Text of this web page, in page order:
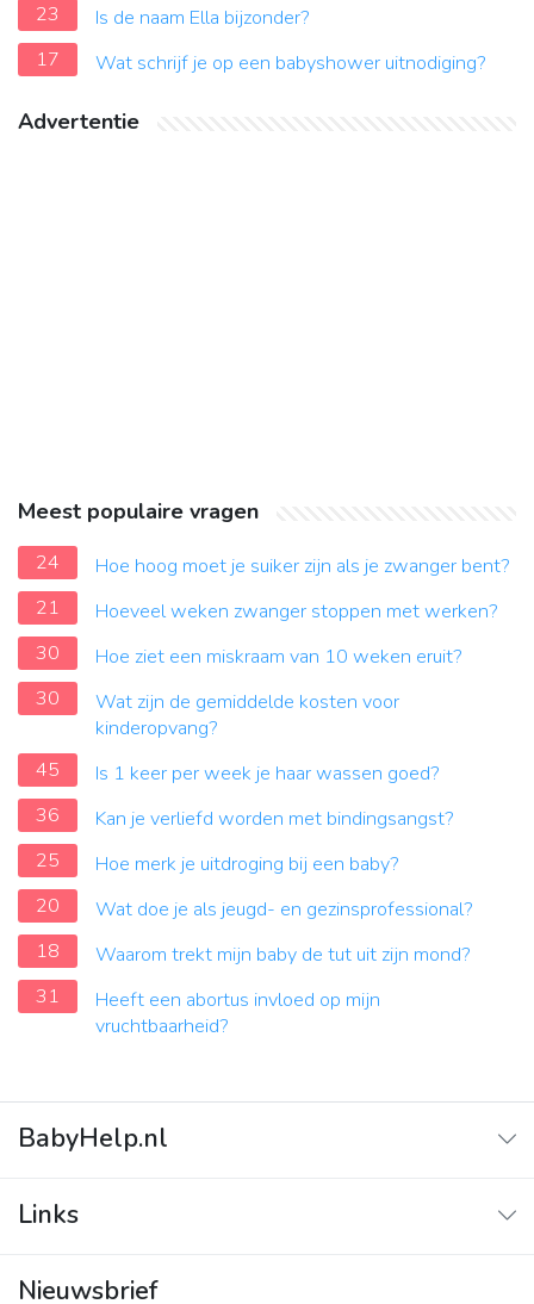
23
Is de naam Ella bijzonder?
17
Wat schrijf je op een babyshower uitnodiging?
Advertentie
Meest populaire vragen
24
Hoe hoog moet je suiker zijn als je zwanger bent?
21
Hoeveel weken zwanger stoppen met werken?
30
Hoe ziet een miskraam van 10 weken eruit?
30
Wat zijn de gemiddelde kosten voor
kinderopvang?
45
Is 1 keer per week je haar wassen goed?
36
Kan je verliefd worden met bindingsangst?
25
Hoe merk je uitdroging bij een baby?
20
Wat doe je als jeugd- en gezinsprofessional?
18
Waarom trekt mijn baby de tut uit zijn mond?
31
Heeft een abortus invloed op mijn
vruchtbaarheid?
BabyHelp.nl
Vraag & Antwoord
Links
Nieuwsbrief